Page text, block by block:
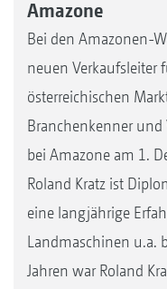
Amazone
Bei den Amazonen-
neuen Verkaufsleiter
österreichischen
Branchenkenner
bei Amazone am 1.
Roland Kratz ist
eine langjährige
Landmaschinen u.a.
Jahren war Roland